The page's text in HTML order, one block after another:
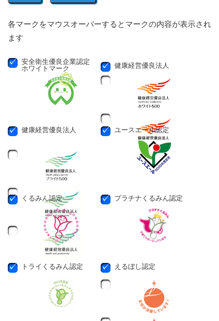
各マークをマウスオーバーするとマークの内容が表示され
ます
安全衛生優良企業認定
ホワイトマーク 健康経営優良法人
健康経営優良法人 ユースエール認定
くるみん認定 プラチナくるみん認定
トライくるみん認定 えるぼし認定